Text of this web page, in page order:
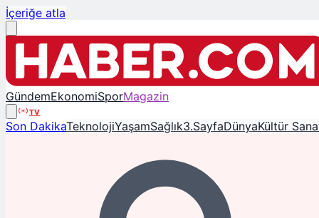
İçeriğe atla
GündemEkonomiSporMagazin
TV
Son DakikaTeknolojiYaşamSağlık3.SayfaDünyaKültür